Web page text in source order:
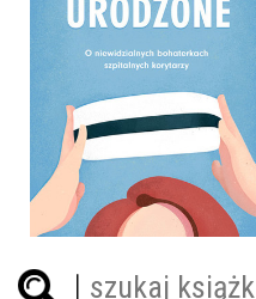
W CZEPKU URODZONE.
WERONIKA NAWARA
OPRAWA MIĘKKA ZE SKRZYDEŁKAMI
39,90 ZŁ